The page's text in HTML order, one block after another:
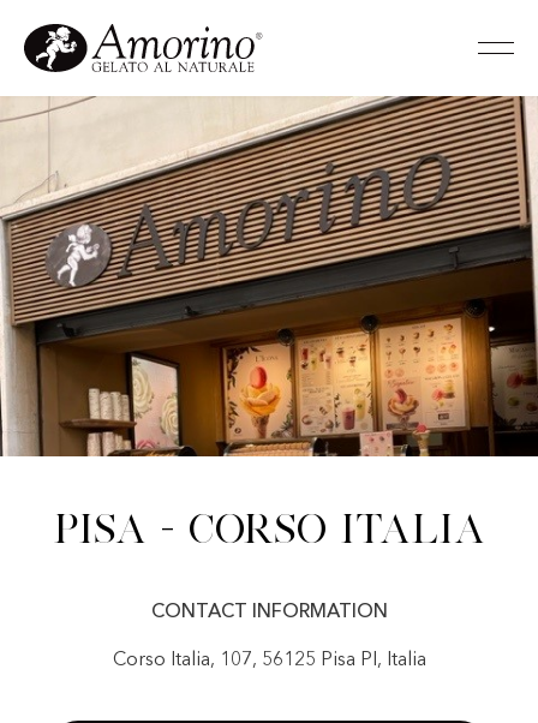
Pisa - Corso Italia
CONTACT INFORMATION
Corso Italia, 107, 56125 Pisa PI, Italia